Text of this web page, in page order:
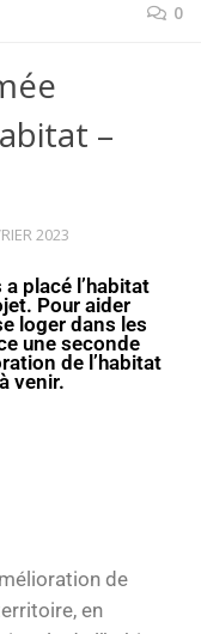
0
–
2023
placé l’habitat
Pour aider
loger dans les
une seconde
de l’habitat
venir.
de
en